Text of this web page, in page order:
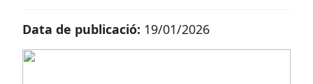
Data de publicació: 19/01/2026